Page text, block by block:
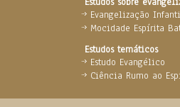
Evangelização
Mocidade Espírita
Estudos temáticos
Estudo Evangélico
Ciência Rumo ao